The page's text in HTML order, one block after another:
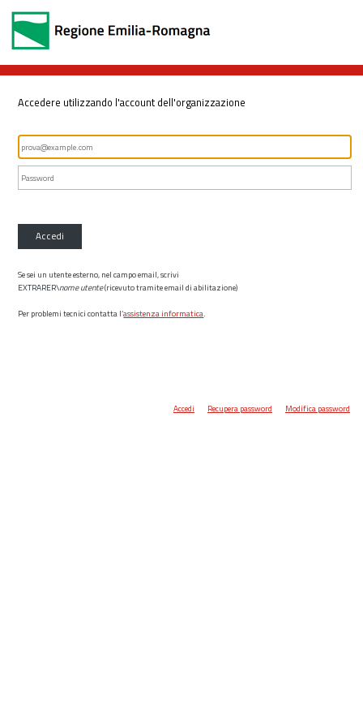
Accedere utilizzando l'account dell'organizzazione
Accedi
Se sei un utente esterno, nel campo email, scrivi
EXTRARER\nome utente(ricevuto tramite email di abilitazione)
Per problemi tecnici contatta l’assistenza informatica.
Accedi Recupera password Modifica password